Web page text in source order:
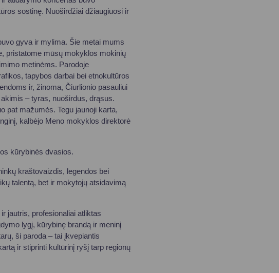
sostinę. Nuoširdžiai džiaugiuosi ir
gyva ir mylima. Šie metai mums
pristatome mūsų mokyklos mokinių
metinėms. Parodoje
tapybos darbai bei etnokultūros
ir, žinoma, Čiurlionio pasauliui
– tyras, nuoširdus, drąsus.
pat mažumės. Tegu jaunoji karta,
kalbėjo Meno mokyklos direktorė
kūrybinės dvasios.
kraštovaizdis, legendos bei
talentą, bet ir mokytojų atsidavimą
jautris, profesionaliai atliktas
lygį, kūrybinę brandą ir meninį
ši paroda – tai įkvepiantis
ir stiprinti kultūrinį ryšį tarp regionų